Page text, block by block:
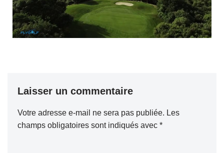
Laisser un commentaire
Votre adresse e-mail ne sera pas publiée. Les
champs obligatoires sont indiqués avec *